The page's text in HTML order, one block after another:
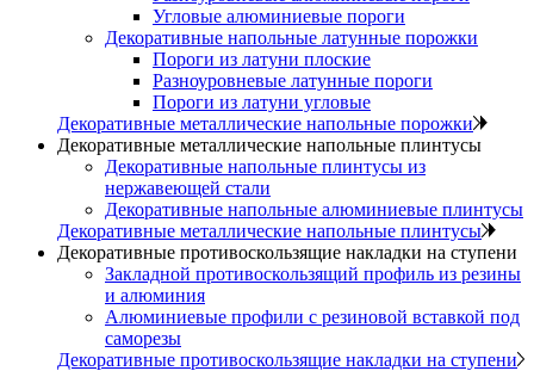
Угловые алюминиевые пороги
Декоративные напольные латунные порожки
Пороги из латуни плоские
Разноуровневые латунные пороги
Пороги из латуни угловые
Декоративные металлические напольные порожки
Декоративные металлические напольные плинтусы
Декоративные напольные плинтусы из
нержавеющей стали
Декоративные напольные алюминиевые плинтусы
Декоративные металлические напольные плинтусы
Декоративные противоскользящие накладки на ступени
Закладной противоскользящий профиль из резины
и алюминия
Алюминиевые профили с резиновой вставкой под
саморезы
Декоративные противоскользящие накладки на ступени